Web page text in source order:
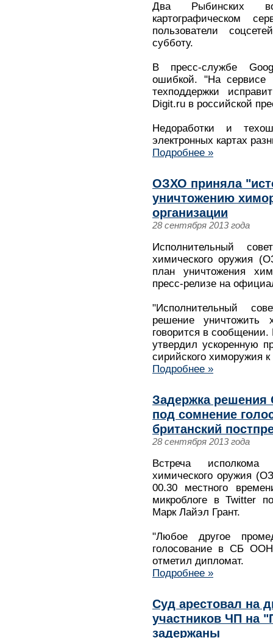
Два Рыбинских
картографическом
пользователи
субботу.
В пресс-службе
ошибкой. "На сервисе
техподдержки
Digit.ru в российской
Недоработки и
электронных картах
Подробнее »
ОЗХО приняла
уничтожению
организации
28 сентября 2013 года
Исполнительный
химического оружия
план уничтожения
пресс-релизе на
"Исполнительный
решение
говорится в
утвердил ускоренную
сирийского химоружия
Подробнее »
Задержка решения
под сомнение
британский
28 сентября 2013 года
Встреча
химического оружия
00.30 местного
микроблоге в Twitter
Марк Лайэл Грант.
"Любое другое
голосование в СБ
отметил дипломат.
Подробнее »
Суд арестовал на
участников ЧП на
задержаны